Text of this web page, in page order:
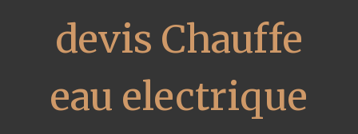
devis Chauffe
eau electrique